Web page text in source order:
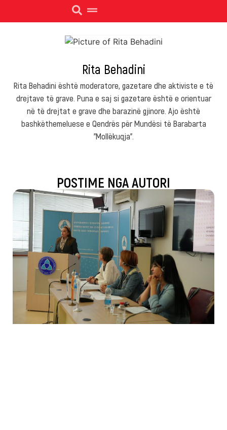
Rita Behadini
Rita Behadini është moderatore, gazetare dhe aktiviste e të
drejtave të grave. Puna e saj si gazetare është e orientuar
në të drejtat e grave dhe barazinë gjinore. Ajo është
bashkëthemeluese e Qendrës për Mundësi të Barabarta
"Mollëkuqja".
POSTIME NGA AUTORI